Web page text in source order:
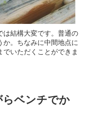
は結構大変です。普通の
。ちなみに中間地点に
いただくことができま
らベンチでか